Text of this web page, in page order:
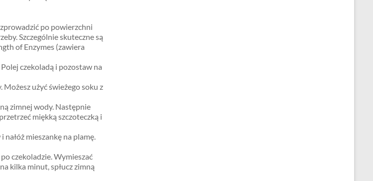
po powierzchni
Szczególnie skuteczne są
of Enzymes (zawiera
czekoladą i pozostaw na
użyć świeżego soku z
zimnej wody. Następnie
miękką szczoteczką i
mieszankę na plamę.
czekoladzie. Wymieszać
kilka minut, spłucz zimną